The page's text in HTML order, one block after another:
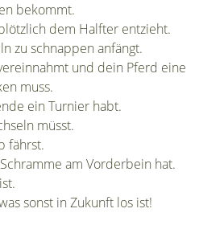
bekommt.
dem Halfter entzieht.
zu schnappen anfängt.
und dein Pferd eine
muss.
ein Turnier habt.
müsst.
fährst.
am Vorderbein hat.
sonst in Zukunft los ist!